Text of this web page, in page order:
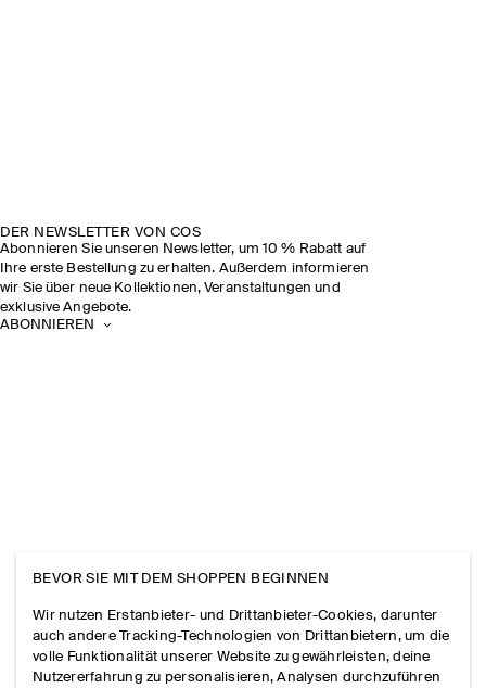
DER NEWSLETTER VON COS
Abonnieren Sie unseren Newsletter, um 10 % Rabatt auf
Ihre erste Bestellung zu erhalten. Außerdem informieren
wir Sie über neue Kollektionen, Veranstaltungen und
exklusive Angebote.
ABONNIEREN
BEVOR SIE MIT DEM SHOPPEN BEGINNEN
Wir nutzen Erstanbieter- und Drittanbieter-Cookies, darunter
auch andere Tracking-Technologien von Drittanbietern, um die
volle Funktionalität unserer Website zu gewährleisten, deine
Nutzererfahrung zu personalisieren, Analysen durchzuführen